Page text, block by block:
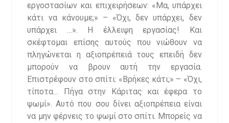
εργοστασίων και επιχειρήσεων: «Μα, υπάρχει
κάτι να κάνουμε;» – «Όχι, δεν υπάρχει, δεν
υπάρχει …». Η έλλειψη εργασίας! Και
σκέφτομαι επίσης αυτούς που νιώθουν να
πληγώνεται η αξιοπρέπειά τους επειδή δεν
μπορούν να βρουν αυτή την εργασία.
Επιστρέφουν στο σπίτι: «Βρήκες κάτι;» – «Όχι,
τίποτα… Πήγα στην Κάριτας και έφερα το
ψωμί». Αυτό που σου δίνει αξιοπρέπεια είναι
να μην φέρνεις το ψωμί στο σπίτι. Μπορείς να